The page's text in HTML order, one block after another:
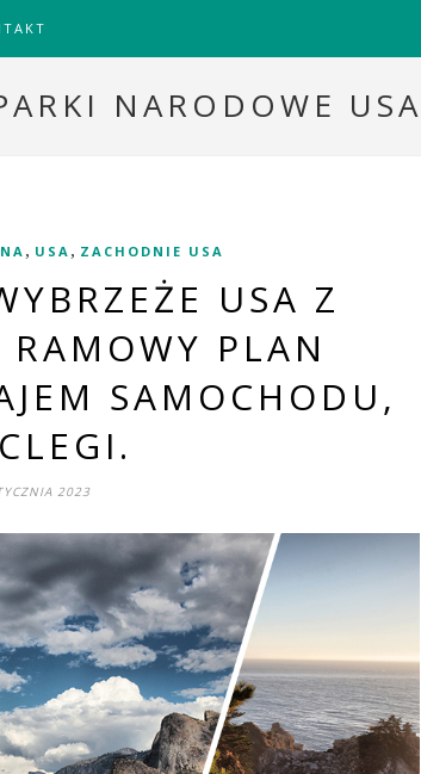
NARODOWE USA
, USA , ZACHODNIE USA
USA Z
PLAN
SAMOCHODU,
2023